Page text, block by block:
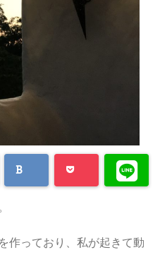
作っており、私が起きて動